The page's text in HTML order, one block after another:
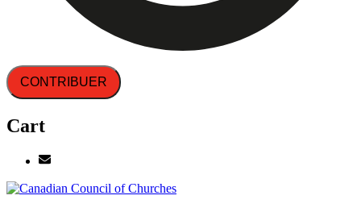
CONTRIBUER
Cart